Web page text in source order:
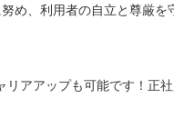
め、利用者の自立と尊厳
アアップも可能です！正